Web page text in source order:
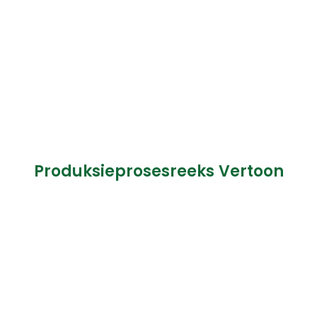
Produksieprosesreeks Vertoon